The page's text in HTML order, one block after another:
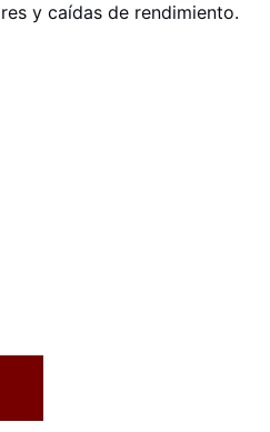
y caídas de rendimiento.